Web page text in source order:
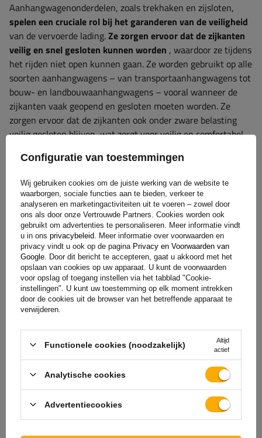
Aanhangwagenonderdelen, zoals trekhaken en zijsloten,
spelen een cruciale rol bij het garanderen van de veiligheid
van de vervoerde lading.Ze zorgen ervoor dat de zijkanten
veilig en snel gesloten kunnen worden , waardoor ze tijdens
het rijden niet open kunnen gaan. Ze worden gebruikt op alle
soorten aanhangwagens – van transportaanhangwagens tot
bouw- en landbouwaanhangwagens – vooral wanneer de
zijkanten vaak geopend en gesloten moeten worden. Ze
zorgen ervoor dat de zijkanten ook onder zware belasting
veilig gesloten blijven, wat zorgt voor veilig en comfortabel
Garantie
Bij aankoop van elk product uit ons assortiment krijg je 2
jaar garantie.Op deze manier kun je het gebruiken zonder je
zorgen te maken over de gevolgen van een eventuele
storing. Met het oog op jouw tevredenheid hebben we het
proces voor het indienen van een eventuele klacht zo
eenvoudig mogelijk gemaakt - het enige wat je hoeft te doen
het formulier dat beschikbaar is op onze website in te
vullen en op te sturen.
Hulp
Heb je vragen over de keuze of het gebruik van onze
Configuratie van toestemmingen
Wij gebruiken cookies om de juiste werking van de website te
waarborgen, sociale functies aan te bieden, verkeer te
analyseren en marketingactiviteiten uit te voeren – zowel door
ons als door onze Vertrouwde Partners. Cookies worden ook
gebruikt om advertenties te personaliseren. Meer informatie vindt
u in ons privacybeleid . Meer informatie over voorwaarden en
privacy vindt u ook op de pagina Privacy en Voorwaarden van
Google . Door dit bericht te accepteren, gaat u akkoord met het
opslaan van cookies op uw apparaat. U kunt de voorwaarden
voor opslag of toegang instellen via het tabblad "Cookie-
instellingen". U kunt uw toestemming op elk moment intrekken
door de cookies uit de browser van het betreffende apparaat te
verwijderen.
Functionele cookies (noodzakelijk)
Altijd
actief
Analytische cookies
Advertentiecookies